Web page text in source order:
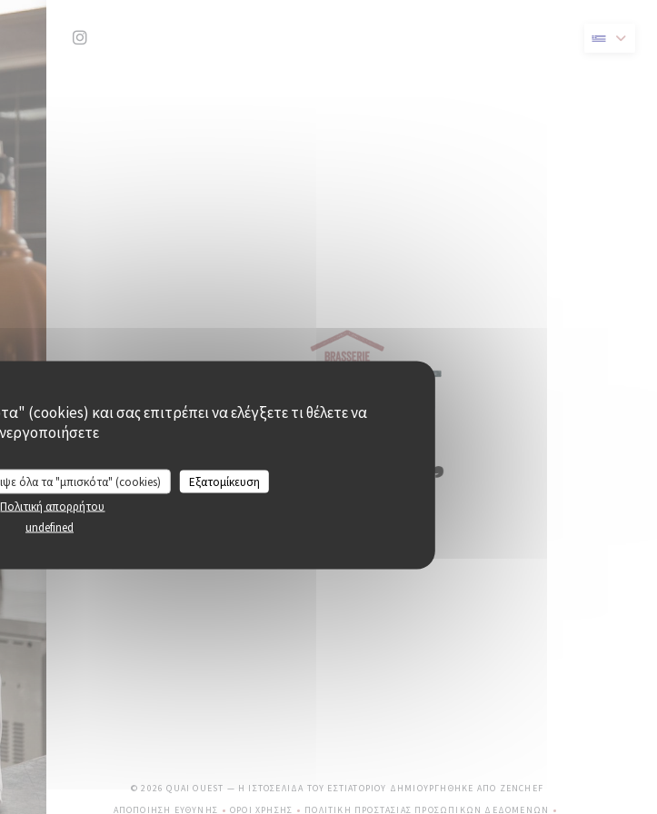
(cookies) και σας επιτρέπει να ελέγξετε τι θέλετε να
όλα τα "μπισκότα" (cookies)
Εξατομίκευση
Πολιτική απορρήτου
undefined
Instagram ((ανοίγει σε νέο παράθυρο))
© 2026 QUAI OUEST — Η ΙΣΤΟΣΕΛΊΔΑ ΤΟΥ ΕΣΤΙΑΤΟΡΊΟΥ ΔΗΜΙΟΥΡΓΉΘΗΚΕ ΑΠΌ ZENCHEF((ΑΝΟΊΓΕΙ ΣΕ ΝΈΟ
ΑΠΟΠΟΊΗΣΗ ΕΥΘΎΝΗΣ
ΌΡΟΙ ΧΡΉΣΗΣ
ΠΟΛΙΤΙΚΉ ΠΡΟΣΤΑΣΊΑΣ ΠΡΟΣΩΠΙΚΏΝ ΔΕΔΟΜΈΝΩΝ